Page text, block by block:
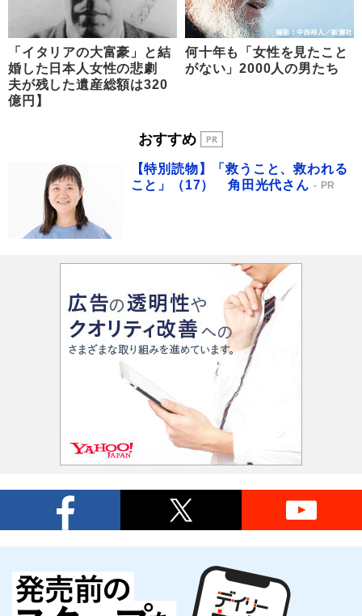
「イタリアの大富豪」と結
婚した日本人女性の悲劇
夫が残した遺産総額は320
億円】
何十年も「女性を見たこと
がない」2000人の男たち
おすすめ
【特別読物】「救うこと、救われる
こと」（17） 角田光代さん
PR